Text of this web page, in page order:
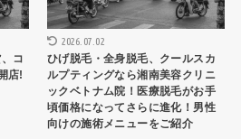
コ
店!
2026.07.02
ひげ脱毛・全身脱毛、クールスカ
ルプティングなら湘南美容クリニ
ックベトナム院！医療脱毛がお手
頃価格になってさらに進化！男性
向けの施術メニューをご紹介